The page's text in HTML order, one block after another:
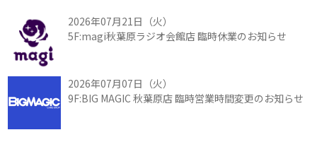
2026年07月21日（火）
5F:magi秋葉原ラジオ会館店 臨時休業のお知らせ
2026年07月07日（火）
9F:BIG MAGIC 秋葉原店 臨時営業時間変更のお知らせ